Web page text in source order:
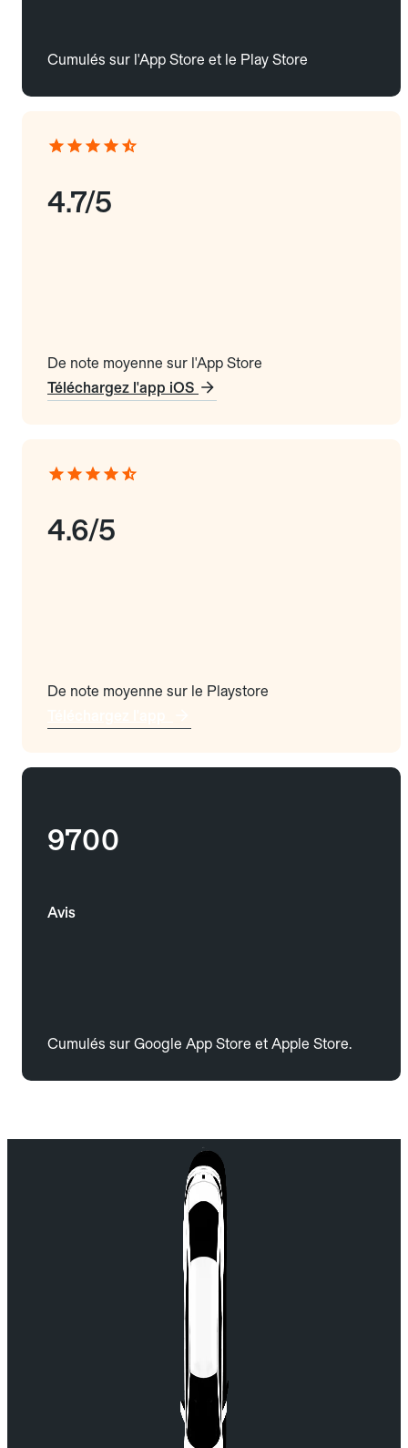
Cumulés sur l'App Store et le Play Store
4.7/5
De note moyenne sur l'App Store
Téléchargez l'app iOS
4.6/5
De note moyenne sur le Playstore
9700
Avis
Cumulés sur Google App Store et Apple Store.